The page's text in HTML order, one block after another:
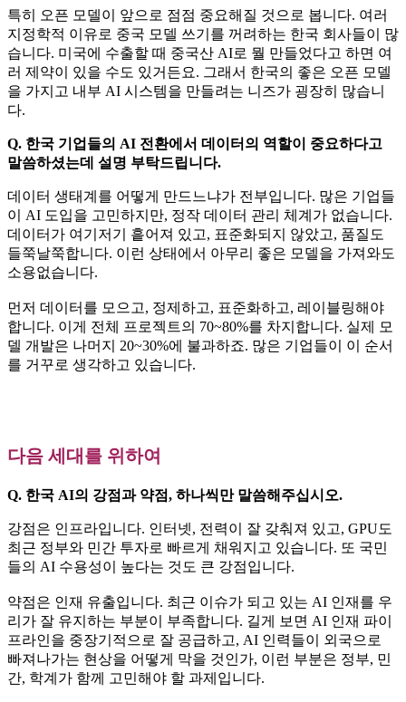
특히 오픈 모델이 앞으로 점점 중요해질 것으로 봅니다. 여러
지정학적 이유로 중국 모델 쓰기를 꺼려하는 한국 회사들이 많
습니다. 미국에 수출할 때 중국산 AI로 뭘 만들었다고 하면 여
러 제약이 있을 수도 있거든요. 그래서 한국의 좋은 오픈 모델
을 가지고 내부 AI 시스템을 만들려는 니즈가 굉장히 많습니
다.
Q. 한국 기업들의 AI 전환에서 데이터의 역할이 중요하다고
말씀하셨는데 설명 부탁드립니다.
데이터 생태계를 어떻게 만드느냐가 전부입니다. 많은 기업들
이 AI 도입을 고민하지만, 정작 데이터 관리 체계가 없습니다.
데이터가 여기저기 흩어져 있고, 표준화되지 않았고, 품질도
들쭉날쭉합니다. 이런 상태에서 아무리 좋은 모델을 가져와도
소용없습니다.
먼저 데이터를 모으고, 정제하고, 표준화하고, 레이블링해야
합니다. 이게 전체 프로젝트의 70~80%를 차지합니다. 실제 모
델 개발은 나머지 20~30%에 불과하죠. 많은 기업들이 이 순서
를 거꾸로 생각하고 있습니다.
다음 세대를 위하여
Q. 한국 AI의 강점과 약점, 하나씩만 말씀해주십시오.
강점은 인프라입니다. 인터넷, 전력이 잘 갖춰져 있고, GPU도
최근 정부와 민간 투자로 빠르게 채워지고 있습니다. 또 국민
들의 AI 수용성이 높다는 것도 큰 강점입니다.
약점은 인재 유출입니다. 최근 이슈가 되고 있는 AI 인재를 우
리가 잘 유지하는 부분이 부족합니다. 길게 보면 AI 인재 파이
프라인을 중장기적으로 잘 공급하고, AI 인력들이 외국으로
빠져나가는 현상을 어떻게 막을 것인가, 이런 부분은 정부, 민
간, 학계가 함께 고민해야 할 과제입니다.